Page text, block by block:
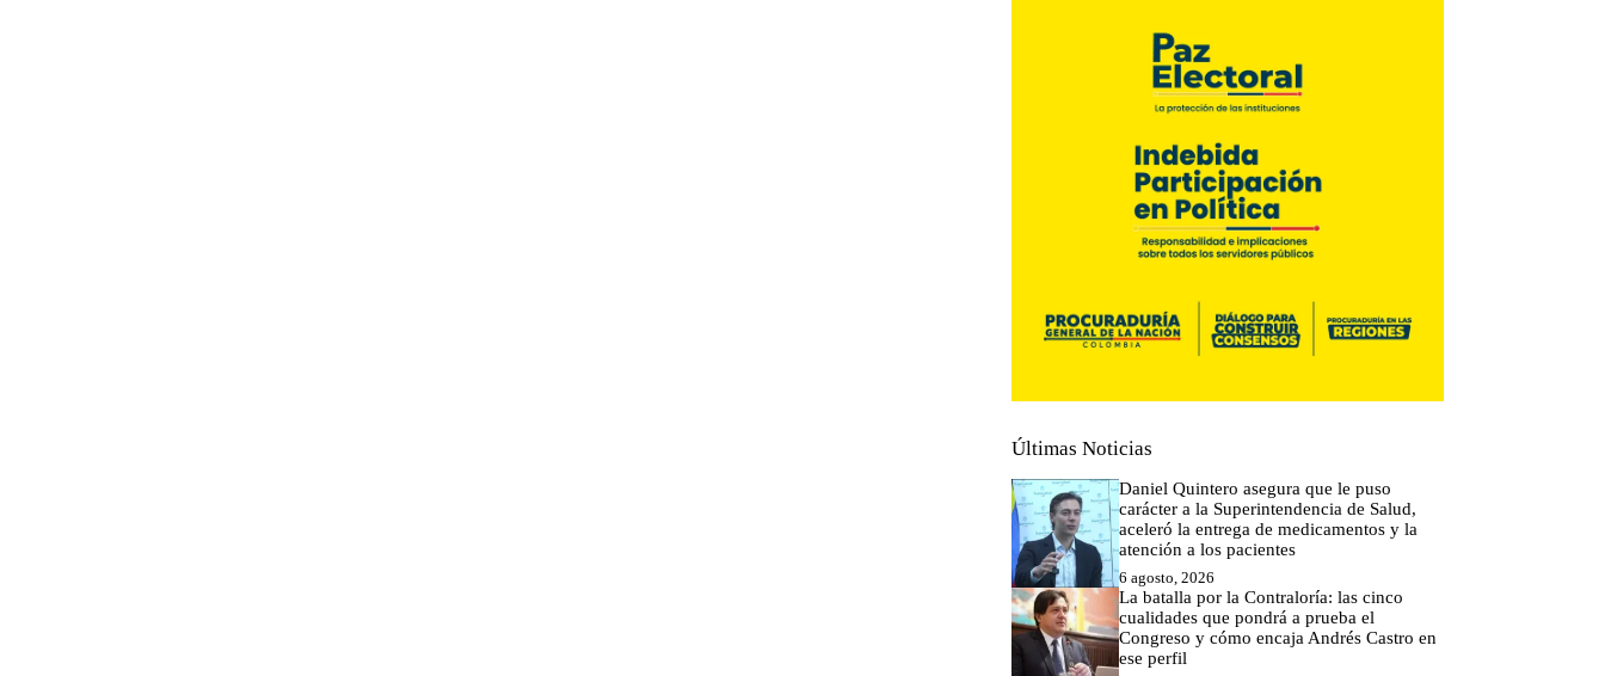
Últimas Noticias
Daniel Quintero asegura que le puso
carácter a la Superintendencia de Salud,
aceleró la entrega de medicamentos y la
atención a los pacientes
6 agosto, 2026
La batalla por la Contraloría: las cinco
cualidades que pondrá a prueba el
Congreso y cómo encaja Andrés Castro en
ese perfil